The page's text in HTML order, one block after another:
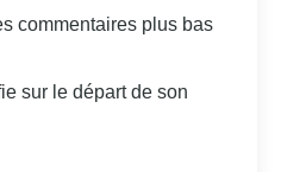
commentaires plus bas
sur le départ de son